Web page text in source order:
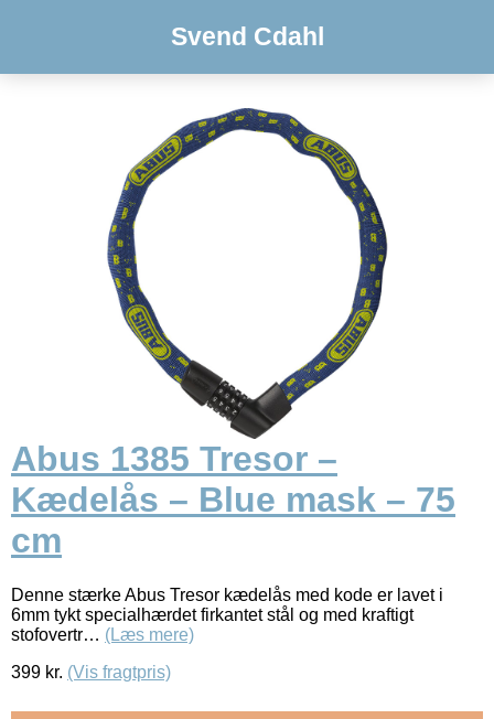
Svend Cdahl
Abus 1385 Tresor –
Kædelås – Blue mask – 75
cm
Denne stærke Abus Tresor kædelås med kode er lavet i
6mm tykt specialhærdet firkantet stål og med kraftigt
stofovertr… (Læs mere)
399 kr. (Vis fragtpris)